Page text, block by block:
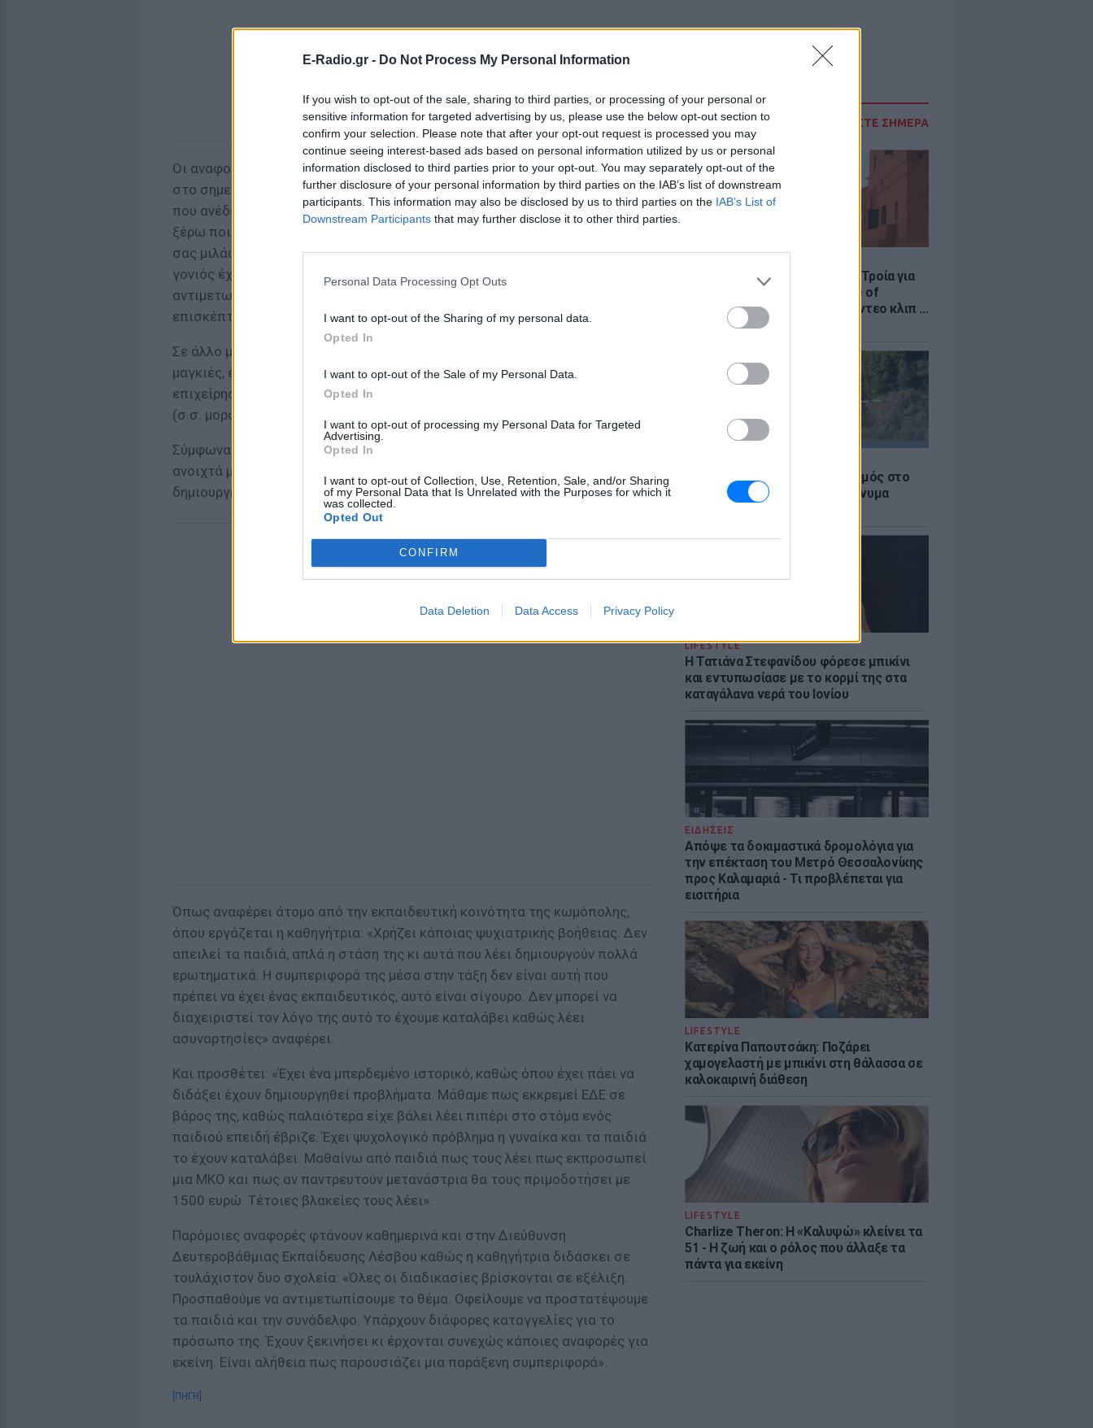
E-Radio.gr - Do Not Process My Personal Information
If you wish to opt-out of the sale, sharing to third parties, or processing of your personal or
sensitive information for targeted advertising by us, please use the below opt-out section to
confirm your selection. Please note that after your opt-out request is processed you may
continue seeing interest-based ads based on personal information utilized by us or personal
information disclosed to third parties prior to your opt-out. You may separately opt-out of the
further disclosure of your personal information by third parties on the IAB’s list of downstream
participants. This information may also be disclosed by us to third parties on the IAB’s List of
Downstream Participants that may further disclose it to other third parties.
Personal Data Processing Opt Outs
I want to opt-out of the Sharing of my personal data.
Opted In
I want to opt-out of the Sale of my Personal Data.
Opted In
I want to opt-out of processing my Personal Data for Targeted
Advertising.
Opted In
I want to opt-out of Collection, Use, Retention, Sale, and/or Sharing
of my Personal Data that Is Unrelated with the Purposes for which it
was collected.
Opted Out
CONFIRM
Data Deletion Data Access Privacy Policy
ΔΙΑΒΑΣΤΕ ΣΗΜΕΡΑ
Το μαροκινό χωριό που έγινε Τροία για
τον Nolan, Yunkai για το Game of
Thrones και σκηνικό για το βίντεο κλιπ ...
της Βανδή
Φωτιά στην Κόρινθο: Συναγερμός στο
Στεφάνι - Εναέρια μέσα και μήνυμα
LIFESTYLE
Η Τατιάνα Στεφανίδου φόρεσε μπικίνι
και εντυπωσίασε με το κορμί της στα
καταγάλανα νερά του Ιονίου
ΕΙΔΗΣΕΙΣ
Απόψε τα δοκιμαστικά δρομολόγια για
την επέκταση του Μετρό Θεσσαλονίκης
προς Καλαμαριά - Τι προβλέπεται για
εισιτήρια
LIFESTYLE
Κατερίνα Παπουτσάκη: Ποζάρει
χαμογελαστή με μπικίνι στη θάλασσα σε
καλοκαιρινή διάθεση
LIFESTYLE
Charlize Theron: Η «Καλυψώ» κλείνει τα
51 - H ζωή και ο ρόλος που άλλαξε τα
πάντα για εκείνη
Οι αναφορές αυτές ήταν μάλιστα η αφορμή, ώστε η καθηγήτρια να φτάσει
στο σημείο να απειλήσει με έναν τρόπο τα παιδιά, σύμφωνα με το stonisi.gr
που ανέδειξε χθες το θέμα η ίδια φαίνεται να λέει: «Κάποιοι γονείς, δεν
ξέρω ποιοι ξενέρωτοι γονείς ήταν, πήγαν και είπαν στη Διεύθυνση ότι εγώ
σας μιλάω για την πραγματική μου ζωή. Ε.. τώρα δεν έχω θέμα, όποιος
γονιός έχει θέμα, δεν με ενοχλεί, ας έρθει πρόσωπο με πρόσωπο να με
αντιμετωπίσει. Έχω καφέ ζώνη στο καράτε, δέρνω γονείς. Τον εισαγγελέα
επισκέπτομαι πολύ συχνά».
Σε άλλο μάθημα η καθηγήτρια είπε στα παιδιά: «Όποιος γονιός μου κάνει
μαγκιές, έχω φίλους σε... (σ.σ. αναφέρεται σε στελέχη αρχών). Αν έχει
επιχείρηση, θα ανοίξω αντίπαλη επιχείρηση και θα τη σβήσω. Έχω τάδε
(σ.σ. μορφή) εταιρείας. Περάστε το μήνυμα στους γονείς!».
Σύμφωνα με το ρεπορτάζ του protothema.gr η εκπαιδευτικός έχει πολλά
ανοιχτά μέτωπα, καθώς δεν είναι λίγα τα προβλήματα που έχει
δημιουργήσει σε όποιο σχολείο κι αν έχει βρεθεί να διδάξει στη Λέσβο.
Όπως αναφέρει άτομο από την εκπαιδευτική κοινότητα της κωμόπολης,
όπου εργάζεται η καθηγήτρια: «Χρήζει κάποιας ψυχιατρικής βοήθειας. Δεν
απειλεί τα παιδιά, απλά η στάση της κι αυτά που λέει δημιουργούν πολλά
ερωτηματικά. Η συμπεριφορά της μέσα στην τάξη δεν είναι αυτή που
πρέπει να έχει ένας εκπαιδευτικός, αυτό είναι σίγουρο. Δεν μπορεί να
διαχειριστεί τον λόγο της αυτό το έχουμε καταλάβει καθώς λέει
ασυναρτησίες» αναφέρει.
Και προσθέτει: «Έχει ένα μπερδεμένο ιστορικό, καθώς όπου έχει πάει να
διδάξει έχουν δημιουργηθεί προβλήματα. Μάθαμε πως εκκρεμεί ΕΔΕ σε
βάρος της, καθώς παλαιότερα είχε βάλει λέει πιπέρι στο στόμα ενός
παιδιού επειδή έβριζε. Έχει ψυχολογικό πρόβλημα η γυναίκα και τα παιδιά
το έχουν καταλάβει. Μαθαίνω από παιδιά πως τους λέει πως εκπροσωπεί
μια ΜΚΟ και πως αν παντρευτούν μετανάστρια θα τους πριμοδοτήσει με
1500 ευρώ. Τέτοιες βλακείες τους λέει».
Παρόμοιες αναφορές φτάνουν καθημερινά και στην Διεύθυνση
Δευτεροβάθμιας Εκπαίδευσης Λέσβου καθώς η καθηγήτρια διδάσκει σε
τουλάχιστον δυο σχολεία: «Όλες οι διαδικασίες βρίσκονται σε εξέλιξη.
Προσπαθούμε να αντιμετωπίσουμε το θέμα. Οφείλουμε να προστατέψουμε
τα παιδιά και την συνάδελφο. Υπάρχουν διάφορες καταγγελίες για το
πρόσωπο της. Έχουν ξεκινήσει κι έρχονται συνεχώς κάποιες αναφορές για
εκείνη. Είναι αλήθεια πως παρουσιάζει μια παράξενη συμπεριφορά».
[ΠΗΓΗ]